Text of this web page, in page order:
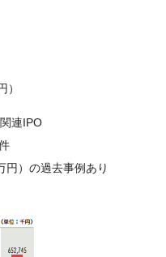
）
連IPO
円）の過去事例あり